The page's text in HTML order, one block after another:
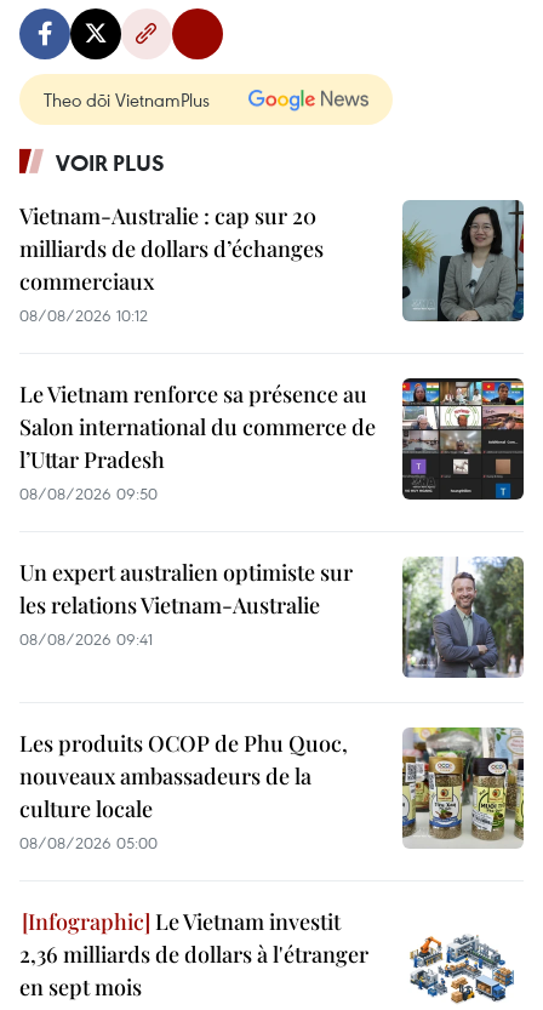
Theo dõi VietnamPlus
VOIR PLUS
Vietnam-Australie : cap sur 20
milliards de dollars d’échanges
commerciaux
08/08/2026 10:12
Le Vietnam renforce sa présence au
Salon international du commerce de
l’Uttar Pradesh
08/08/2026 09:50
Un expert australien optimiste sur
les relations Vietnam-Australie
08/08/2026 09:41
Les produits OCOP de Phu Quoc,
nouveaux ambassadeurs de la
culture locale
08/08/2026 05:00
Le Vietnam investit
2,36 milliards de dollars à l'étranger
en sept mois